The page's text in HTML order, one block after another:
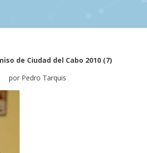
de Ciudad del Cabo 2010 (7)
por Pedro Tarquis